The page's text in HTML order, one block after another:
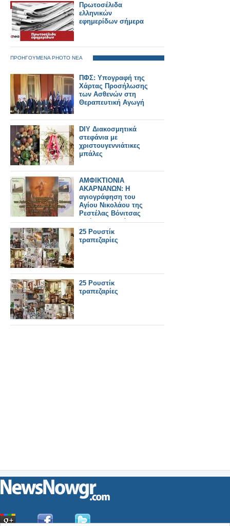
Πρωτοσέλιδα
ελληνικών
εφημερίδων σήμερα
ΠΡΟΗΓΟΥΜΕΝΑ PHOTO ΝΕΑ
ΠΦΣ: Υπογραφή της
Χάρτας Προσήλωσης
των Ασθενών στη
Θεραπευτική Αγωγή
DIY Διακοσμητικά
στεφάνια με
χριστουγεννιάτικες
μπάλες
ΑΜΦΙΚΤΙΟΝΙΑ
ΑΚΑΡΝΑΝΩΝ: Η
αγιογράφηση του
Αγίου Νικολάου της
Ρεστέλας Βόνιτσας
από τον Λευκάδιο
Βασίλειο Σίδερη
25 Ρουστίκ
τραπεζαρίες
25 Ρουστίκ
τραπεζαρίες